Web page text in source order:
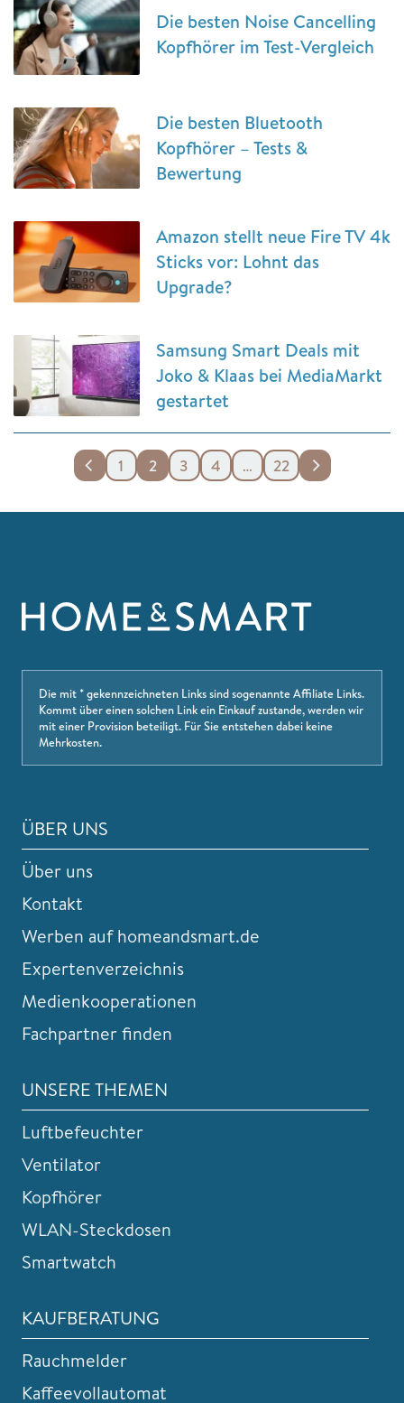
Die besten Noise Cancelling
Kopfhörer im Test-Vergleich
Die besten Bluetooth
Kopfhörer – Tests &
Bewertung
Amazon stellt neue Fire TV 4k
Sticks vor: Lohnt das
Upgrade?
Samsung Smart Deals mit
Joko & Klaas bei MediaMarkt
gestartet
1 2 3 4 … 22
Die mit * gekennzeichneten Links sind sogenannte Affiliate Links.
Kommt über einen solchen Link ein Einkauf zustande, werden wir
mit einer Provision beteiligt. Für Sie entstehen dabei keine
Mehrkosten.
ÜBER UNS
Über uns
Kontakt
Werben auf homeandsmart.de
Expertenverzeichnis
Medienkooperationen
Fachpartner finden
UNSERE THEMEN
Luftbefeuchter
Ventilator
Kopfhörer
WLAN-Steckdosen
Smartwatch
KAUFBERATUNG
Rauchmelder
Kaffeevollautomat